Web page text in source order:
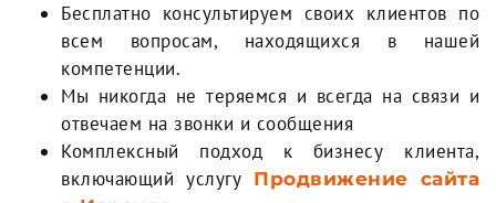
Бесплатно консультируем своих клиентов по
всем вопросам, находящихся в нашей
компетенции.
Мы никогда не теряемся и всегда на связи и
отвечаем на звонки и сообщения
Комплексный подход к бизнесу клиента,
включающий услугу Продвижение сайта